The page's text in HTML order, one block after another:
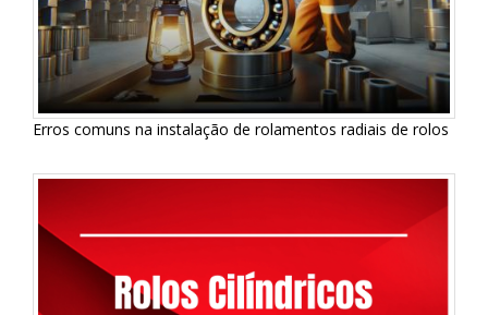
Erros comuns na instalação de rolamentos radiais de rolos